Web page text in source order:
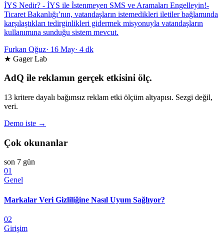
İYS Nedir? - İYS ile İstenmeyen SMS ve Aramaları Engelleyin!-
Ticaret Bakanlığı’nın, vatandaşların istemedikleri iletiler bağlamında
karşılaştıkları tedirginlikleri gidermek misyonuyla vatandaşların
kullanımına sunduğu sistem mevcut.
Furkan Oğuz· 16 May· 4 dk
★ Gager Lab
AdQ ile reklamın gerçek etkisini ölç.
13 kritere dayalı bağımsız reklam etki ölçüm altyapısı. Sezgi değil,
veri.
Demo iste →
Çok okunanlar
son 7 gün
01
Genel
Markalar Veri Gizliliğine Nasıl Uyum Sağlıyor?
02
Girişim